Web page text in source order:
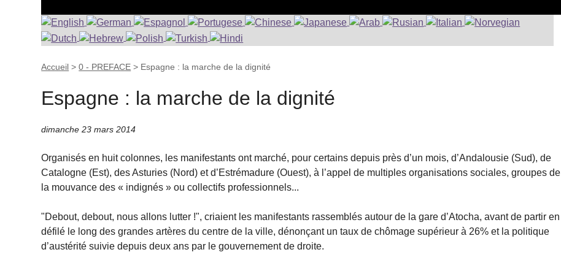
Accueil >0 - PREFACE > Espagne : la marche de la dignité
Espagne : la marche de la dignité
dimanche 23 mars 2014
Organisés en huit colonnes, les manifestants ont marché, pour certains depuis près d’un mois, d’Andalousie (Sud), de
Catalogne (Est), des Asturies (Nord) et d’Estrémadure (Ouest), à l’appel de multiples organisations sociales, groupes de
la mouvance des « indignés » ou collectifs professionnels...
"Debout, debout, nous allons lutter !", criaient les manifestants rassemblés autour de la gare d’Atocha, avant de partir en
défilé le long des grandes artères du centre de la ville, dénonçant un taux de chômage supérieur à 26% et la politique
d’austérité suivie depuis deux ans par le gouvernement de droite.